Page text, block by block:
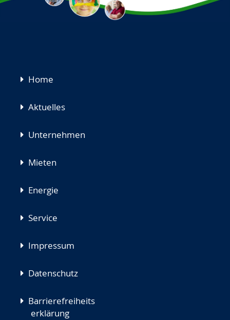
Navigation
Home
Aktuelles
Unternehmen
Mieten
Energie
Service
Impressum
Datenschutz
Barrierefreiheits
erklärung